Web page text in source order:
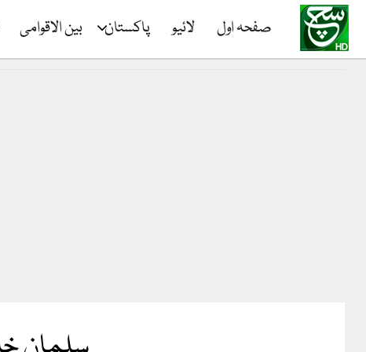
صفحہ اول لائیو پاکستان بین الاقوامی